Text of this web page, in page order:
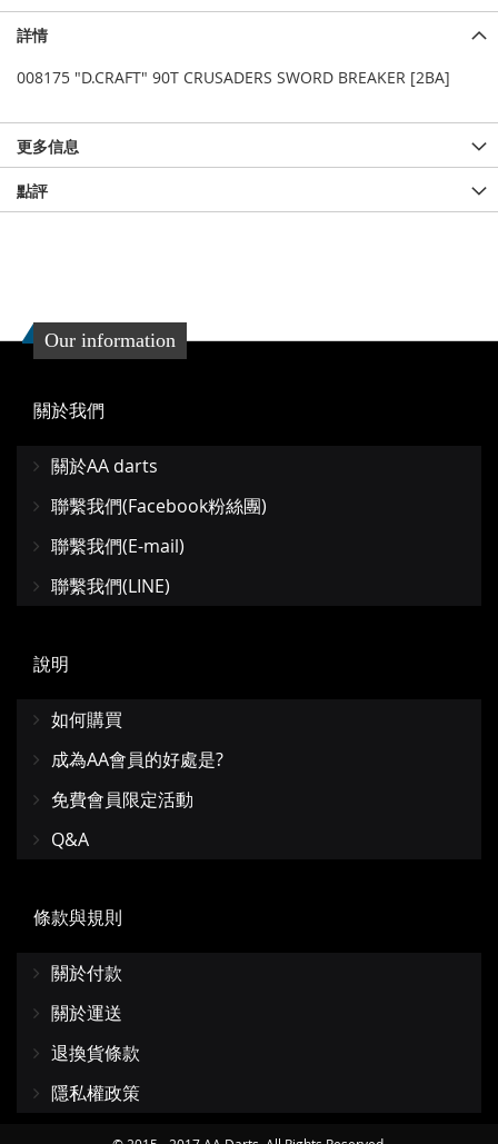
詳情
008175 "D.CRAFT" 90T CRUSADERS SWORD BREAKER [2BA]
更多信息
點評
Our information
關於我們
關於AA darts
聯繫我們(Facebook粉絲團)
聯繫我們(E-mail)
聯繫我們(LINE)
說明
如何購買
成為AA會員的好處是?
免費會員限定活動
Q&A
條款與規則
關於付款
關於運送
退換貨條款
隱私權政策